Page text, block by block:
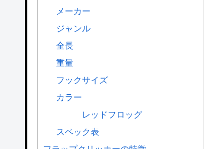
メーカー
ジャンル
全長
重量
フックサイズ
カラー
レッドフロッグ
スペック表